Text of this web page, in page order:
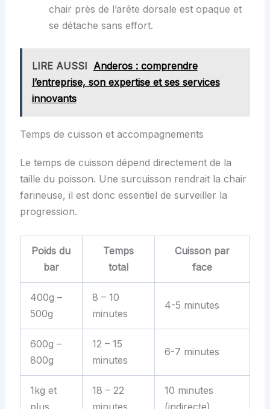
chair près de l’arête dorsale est opaque et
se détache sans effort.
LIRE AUSSI Anderos : comprendre
l’entreprise, son expertise et ses services
innovants
Temps de cuisson et accompagnements
Le temps de cuisson dépend directement de la
taille du poisson. Une surcuisson rendrait la chair
farineuse, il est donc essentiel de surveiller la
progression.
Poids du
bar
Temps
total
Cuisson par
face
400g –
500g
8 – 10
minutes
4-5 minutes
600g –
800g
12 – 15
minutes
6-7 minutes
1kg et
plus
18 – 22
minutes
10 minutes
(indirecte)